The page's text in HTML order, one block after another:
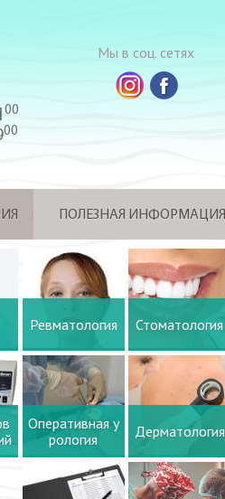
00
00
Мы в соц. сетях
ПОЛЕЗНАЯ ИНФОРМАЦИЯ
Ревматология Стоматология
Оперативная у
рология
Дерматология